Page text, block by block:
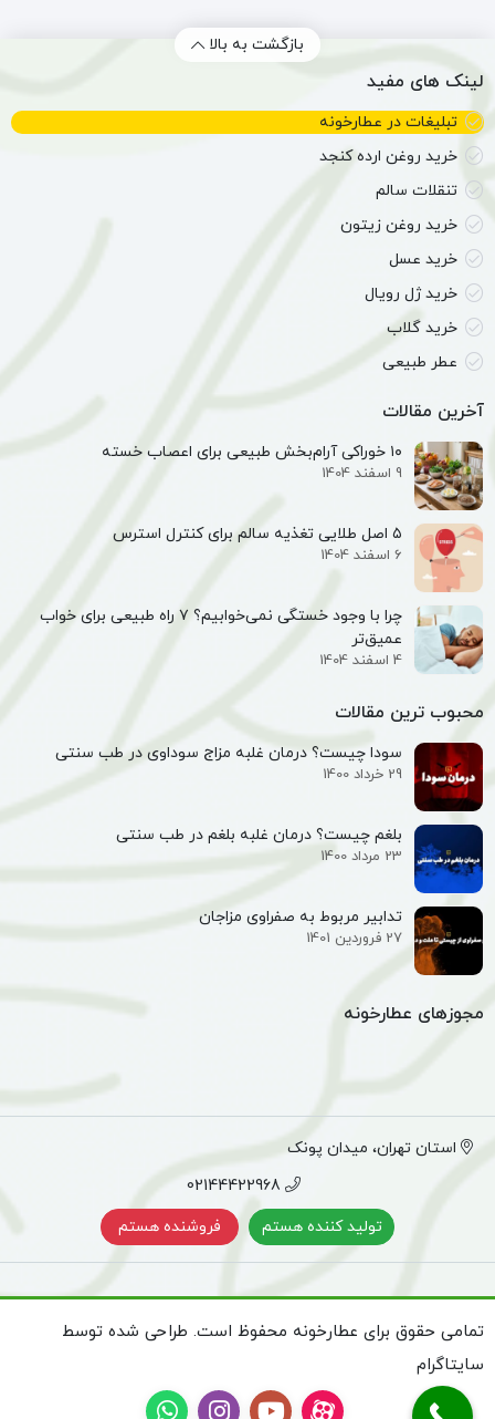
بازگشت به بالا
لینک های مفید
تبلیغات در عطارخونه
خرید روغن ارده کنجد
تنقلات سالم
خرید روغن زیتون
خرید عسل
خرید ژل رویال
خرید گلاب
عطر طبیعی
آخرین مقالات
۱۰ خوراکی آرام‌بخش طبیعی برای اعصاب خسته
9 اسفند 1404
۵ اصل طلایی تغذیه سالم برای کنترل استرس
6 اسفند 1404
چرا با وجود خستگی نمی‌خوابیم؟ ۷ راه طبیعی برای خواب
عمیق‌تر
4 اسفند 1404
محبوب ترین مقالات
سودا چیست؟ درمان غلبه مزاج سوداوی در طب سنتی
29 خرداد 1400
بلغم چیست؟ درمان غلبه بلغم در طب سنتی
23 مرداد 1400
تدابیر مربوط به صفراوی مزاجان
27 فروردین 1401
مجوزهای عطارخونه
استان تهران، میدان پونک
02144422968
تولید کننده هستم
فروشنده هستم
تمامی حقوق برای عطارخونه محفوظ است. طراحی شده توسط
سایتاگرام